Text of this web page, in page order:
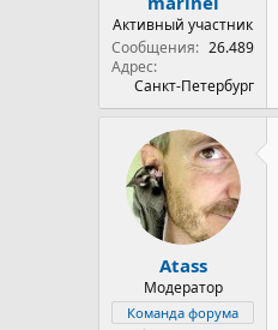
Активный участник
Сообщения
26.489
Адрес
Санкт-Петербург
Atass
Модератор
Команда форума